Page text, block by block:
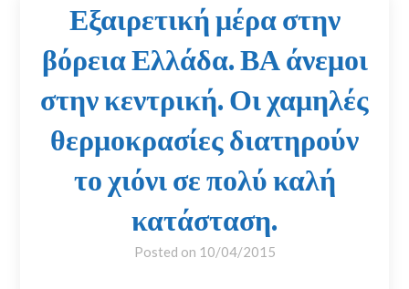
Εξαιρετική μέρα στην
βόρεια Ελλάδα. ΒΑ άνεμοι
στην κεντρική. Οι χαμηλές
θερμοκρασίες διατηρούν
το χιόνι σε πολύ καλή
κατάσταση.
Posted on 10/04/2015